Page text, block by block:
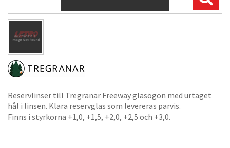
Reservlinser till Tregranar Freeway glasögon med urtaget
hål i linsen. Klara reservglas som levereras parvis.
Finns i styrkorna +1,0, +1,5, +2,0, +2,5 och +3,0.